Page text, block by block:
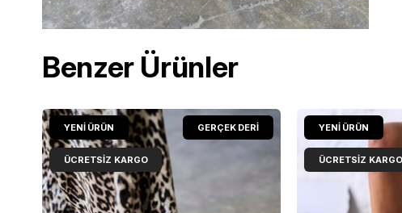
Benzer Ürünler
YENI ÜRÜN
ÜCRETSIZ KARGO
GERÇEK DERİ YENI ÜRÜN
ÜCRETSIZ KARGO